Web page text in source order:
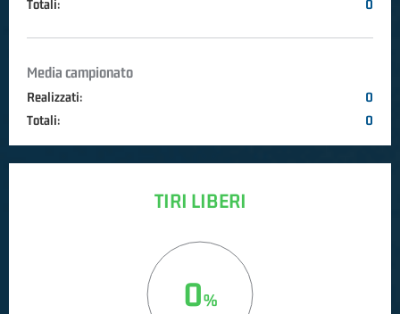
Totali: 0
Media campionato
Realizzati:
0
Totali:
0
TIRI LIBERI
0